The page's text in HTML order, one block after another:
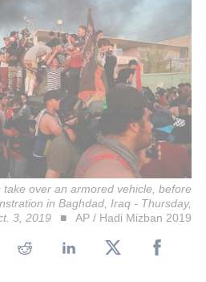
over an armored vehicle, before
in Baghdad, Iraq - Thursday,
3, 2019
AP / Hadi Mizban 2019 ©